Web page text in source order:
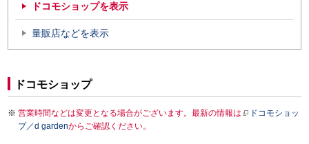
ドコモショップを表示
量販店などを表示
ドコモショップ
営業時間などは変更となる場合がございます。最新の情報は
ドコモショッ
プ／d gardenからご確認ください。